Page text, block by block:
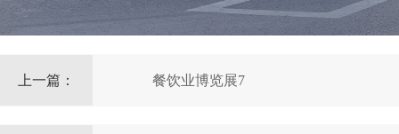
上一篇： 餐饮业博览展7